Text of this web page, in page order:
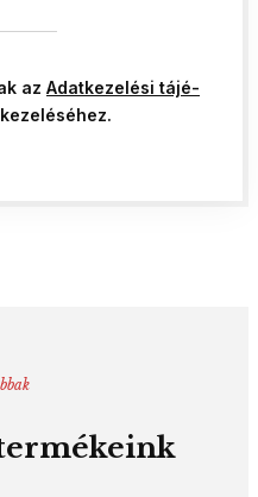
az Adat­ke­ze­lé­si tá­jé­